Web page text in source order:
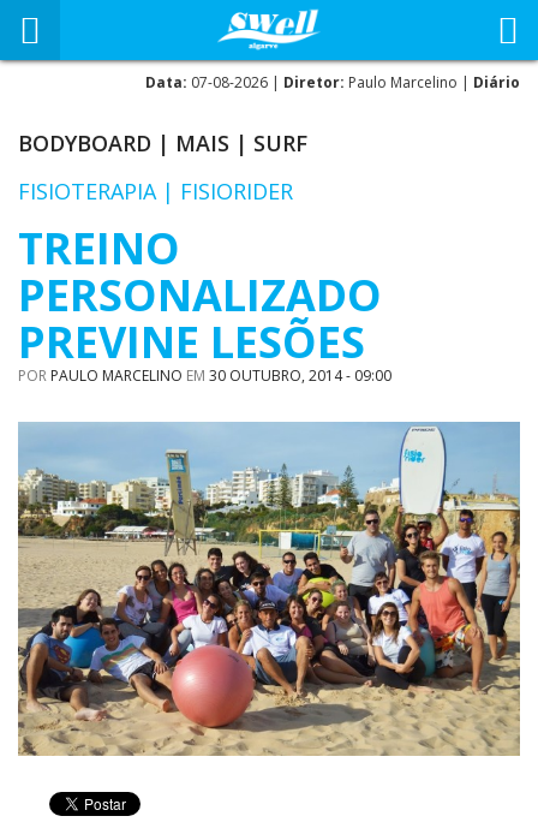
Data: 07-08-2026 | Diretor: Paulo Marcelino | Diário
BODYBOARD | MAIS | SURF
FISIOTERAPIA | FISIORIDER
TREINO
PERSONALIZADO
PREVINE LESÕES
POR PAULO MARCELINO EM 30 OUTUBRO, 2014 - 09:00